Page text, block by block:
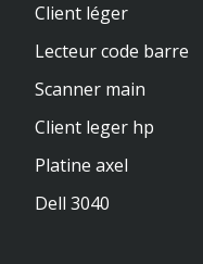
Client léger
Lecteur code barre
Scanner main
Client leger hp
Platine axel
Dell 3040